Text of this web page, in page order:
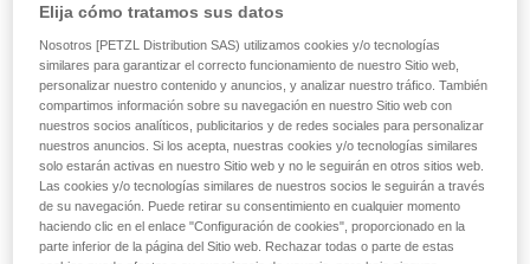
su actividad. Pueden existir otras que no
describimos aquí.
Elija cómo tratamos sus datos
Nosotros [PETZL Distribution SAS) utilizamos cookies y/o tecnologías
similares para garantizar el correcto funcionamiento de nuestro Sitio web,
personalizar nuestro contenido y anuncios, y analizar nuestro tráfico. También
compartimos información sobre su navegación en nuestro Sitio web con
nuestros socios analíticos, publicitarios y de redes sociales para personalizar
nuestros anuncios. Si los acepta, nuestras cookies y/o tecnologías similares
solo estarán activas en nuestro Sitio web y no le seguirán en otros sitios web.
Las cookies y/o tecnologías similares de nuestros socios le seguirán a través
de su navegación. Puede retirar su consentimiento en cualquier momento
haciendo clic en el enlace "Configuración de cookies", proporcionado en la
parte inferior de la página del Sitio web. Rechazar todas o parte de estas